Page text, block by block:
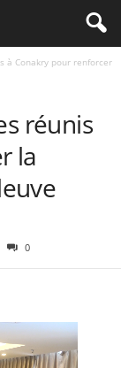
à Conakry pour renforcer
réunis
la
0